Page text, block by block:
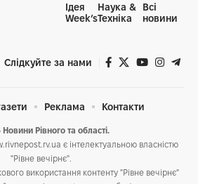
Ідея
Week’s
Наука &
Техніка
Всі
новини
Слідкуйте за нами
Новини Рівного та області.
є інтелектуальною власністю
"Рівне вечірнє".
використання контенту "Рівне вечірнє"
Реклама Контакти